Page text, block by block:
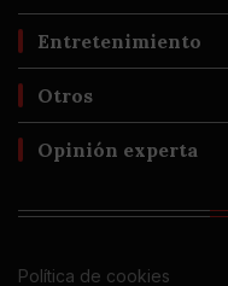
Entretenimiento
Otros
Opinión experta
Política de cookies